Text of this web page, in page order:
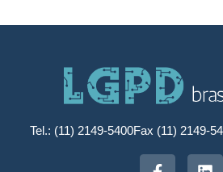
Tel.: (11) 2149-5400Fax (11) 2149-